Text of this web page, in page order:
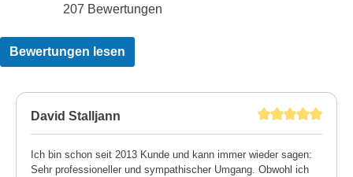
207 Bewertungen
Bewertungen lesen
David Stalljann
Ich bin schon seit 2013 Kunde und kann immer wieder sagen:
Sehr professioneller und sympathischer Umgang. Obwohl ich